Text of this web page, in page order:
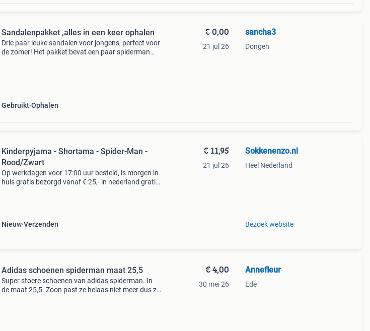
Sandalenpakket ,alles in een keer ophalen
Drie paar leuke sandalen voor jongens, perfect voor
de zomer! Het pakket bevat een paar spiderman
Gebruikt Ophalen
€ 0,00
21 jul 26
sancha3
Dongen
Kinderpyjama - Shortama - Spider-Man -
Rood/Zwart
Op werkdagen voor 17:00 uur besteld, is morgen in
huis gratis bezorgd vanaf € 25,- in nederland gratis
Nieuw Verzenden
€ 11,95
21 jul 26
Sokkenenzo.nl
Heel Nederland
Bezoek website
Adidas schoenen spiderman maat 25,5
Super stoere schoenen van adidas spiderman. In
de maat 25,5. Zoon past ze helaas niet meer dus ze
€ 4,00
30 mei 26
Annefleur
Ede